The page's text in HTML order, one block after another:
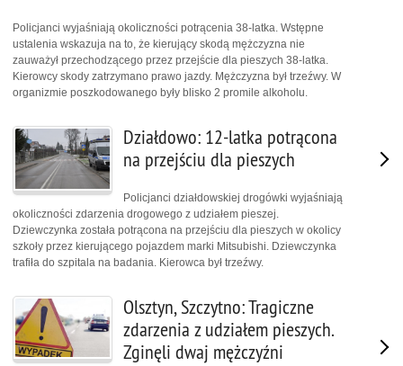
Policjanci wyjaśniają okoliczności potrącenia 38-latka. Wstępne
ustalenia wskazuja na to, że kierujący skodą mężczyzna nie
zauważył przechodzącego przez przejście dla pieszych 38-latka.
Kierowcy skody zatrzymano prawo jazdy. Mężczyzna był trzeźwy. W
organizmie poszkodowanego były blisko 2 promile alkoholu.
Działdowo: 12-latka potrącona
na przejściu dla pieszych
Policjanci działdowskiej drogówki wyjaśniają
okoliczności zdarzenia drogowego z udziałem pieszej.
Dziewczynka została potrącona na przejściu dla pieszych w okolicy
szkoły przez kierującego pojazdem marki Mitsubishi. Dziewczynka
trafiła do szpitala na badania. Kierowca był trzeźwy.
Olsztyn, Szczytno: Tragiczne
zdarzenia z udziałem pieszych.
Zginęli dwaj mężczyźni